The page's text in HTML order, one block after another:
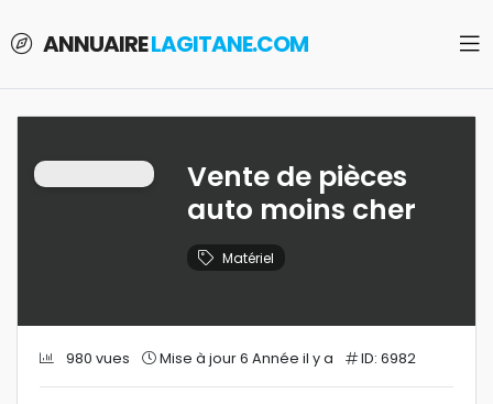
ANNUAIRELAGITANE.COM
Vente de pièces
auto moins cher
Matériel
980 vues Mise à jour 6 Année il y a ID: 6982